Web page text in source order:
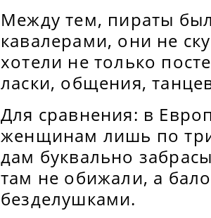
Между тем, пираты
кавалерами, они не
хотели не только
ласки, общения,
Для сравнения: в
женщинам лишь по
дам буквально
там не обижали, а
безделушками.